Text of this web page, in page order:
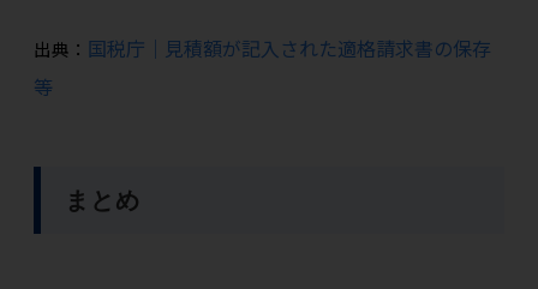
出典： 国税庁｜見積額が記入された適格請求書の保存
等
まとめ